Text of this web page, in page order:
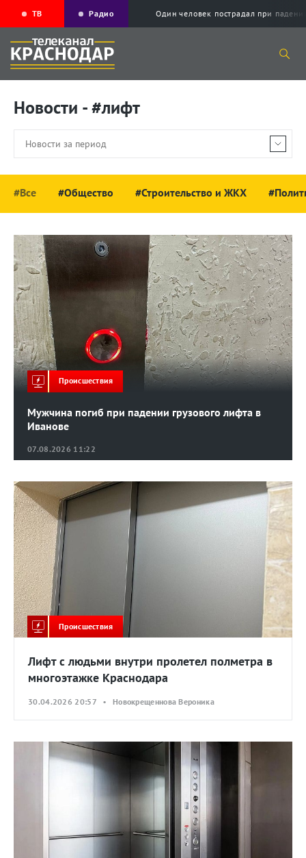
ТВ Радио Один человек пострадал при
Новости - #лифт
#Все #Общество #Строительство и ЖКХ
07.08.2026 11:22
Мужчина погиб при падении грузового лифта в
Иванове
Происшествия
Происшествия
Лифт с людьми внутри пролетел полметра в
многоэтажке Краснодара
30.04.2026 20:57 • Новокрещеннова Вероника